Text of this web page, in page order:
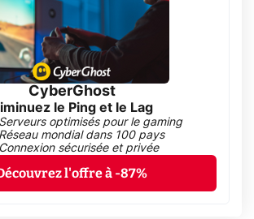
CyberGhost
le Ping et le Lag
Serveurs optimisés pour le gaming
Réseau mondial dans 100 pays
Connexion sécurisée et privée
l'offre à -87%